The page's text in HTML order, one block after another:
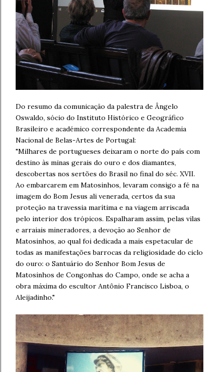
Do resumo da comunicação da palestra de Ângelo
Oswaldo, sócio do Instituto Histórico e Geográfico
Brasileiro e académico correspondente da Academia
Nacional de Belas-Artes de Portugal:
"Milhares de portugueses deixaram o norte do país com
destino às minas gerais do ouro e dos diamantes,
descobertas nos sertões do Brasil no final do séc. XVII.
Ao embarcarem em Matosinhos, levaram consigo a fé na
imagem do Bom Jesus ali venerada, certos da sua
proteção na travessia marítima e na viagem arriscada
pelo interior dos trópicos. Espalharam assim, pelas vilas
e arraiais mineradores, a devoção ao Senhor de
Matosinhos, ao qual foi dedicada a mais espetacular de
todas as manifestações barrocas da religiosidade do ciclo
do ouro: o Santuário do Senhor Bom Jesus de
Matosinhos de Congonhas do Campo, onde se acha a
obra máxima do escultor Antônio Francisco Lisboa, o
Aleijadinho."